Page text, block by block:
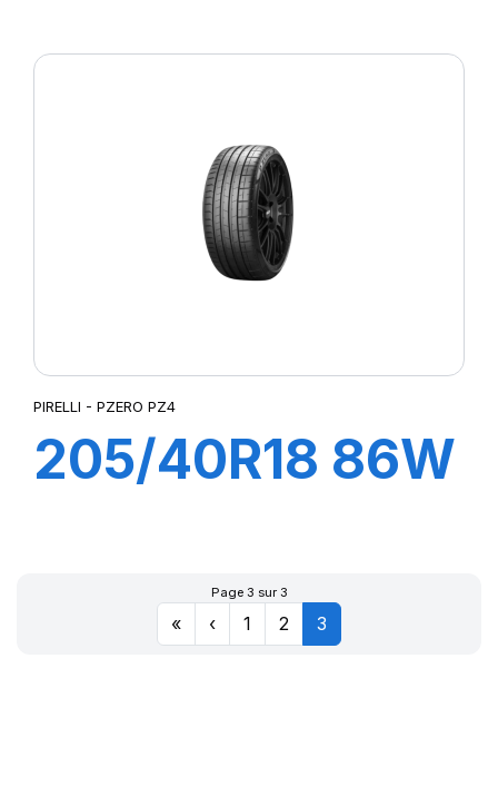
PIRELLI - PZERO PZ4
205/40R18 86W
PZ4(*)Page 3 sur 3
« ‹ 1 2 3